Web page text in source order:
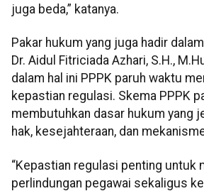
juga beda,” katanya.
Pakar hukum yang juga hadir
Dr. Aidul Fitriciada Azhari, S.H.,
dalam hal ini PPPK paruh waktu
kepastian regulasi. Skema PPPK
membutuhkan dasar hukum yang
hak, kesejahteraan, dan
“Kepastian regulasi penting untuk
perlindungan pegawai sekaligus